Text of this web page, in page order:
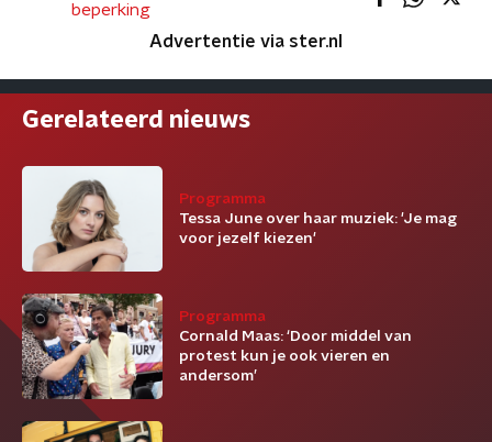
beperking
Advertentie via ster.nl
Gerelateerd nieuws
Programma
Tessa June over haar muziek: 'Je mag
voor jezelf kiezen'
Programma
Cornald Maas: ‘Door middel van
protest kun je ook vieren en
andersom’